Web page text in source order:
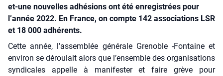
et-une nouvelles adhésions ont été enregistrées pour
l’année 2022. En France, on compte 142 associations LSR
et 18 000 adhérents.
Cette année, l’assemblée géné­rale Gre­noble ‑Fon­taine et
envi­ron se dérou­lait alors que l’ensemble des orga­ni­sa­tions
syn­di­cales appelle à mani­fes­ter et faire grève pour